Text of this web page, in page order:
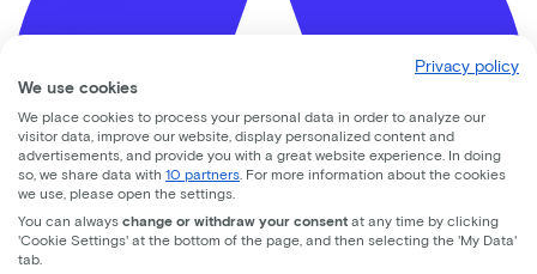
Proud partner of
Privacy policy
We use cookies
We place cookies to process your personal data in order to analyze our
visitor data, improve our website, display personalized content and
advertisements, and provide you with a great website experience. In doing
so, we share data with 10 partners . For more information about the cookies
we use, please open the settings.
You can always change or withdraw your consent at any time by clicking
'Cookie Settings' at the bottom of the page, and then selecting the 'My Data'
tab.